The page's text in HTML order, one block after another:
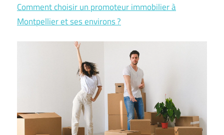
Comment choisir un promoteur immobilier à
Montpellier et ses environs ?